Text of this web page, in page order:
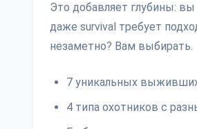
Это добавляет глубины: вы
даже survival требует
незаметно? Вам выбирать.
7 уникальных
4 типа охотников с